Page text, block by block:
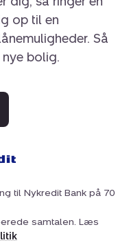
parti og
I bruge terrassen
går på hæld og
trommer på taget.
en bred
op til en
Så
bolig.
til Nykredit Bank på 70
samtalen. Læs